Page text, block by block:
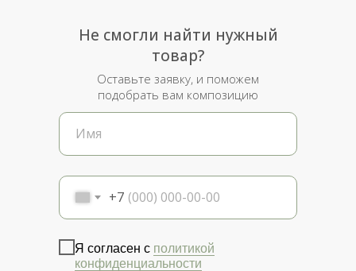
+7
Я согласен с политикой
конфиденциальности
Не смогли найти нужный
товар?
Оставьте заявку, и поможем
подобрать вам композицию